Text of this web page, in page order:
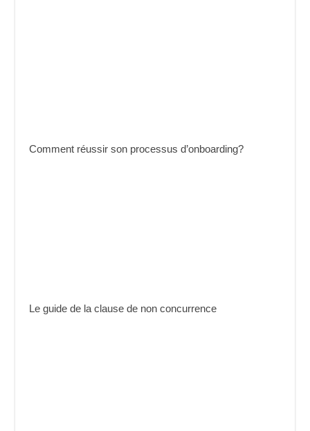
Comment réussir son processus d’onboarding?
Le guide de la clause de non concurrence